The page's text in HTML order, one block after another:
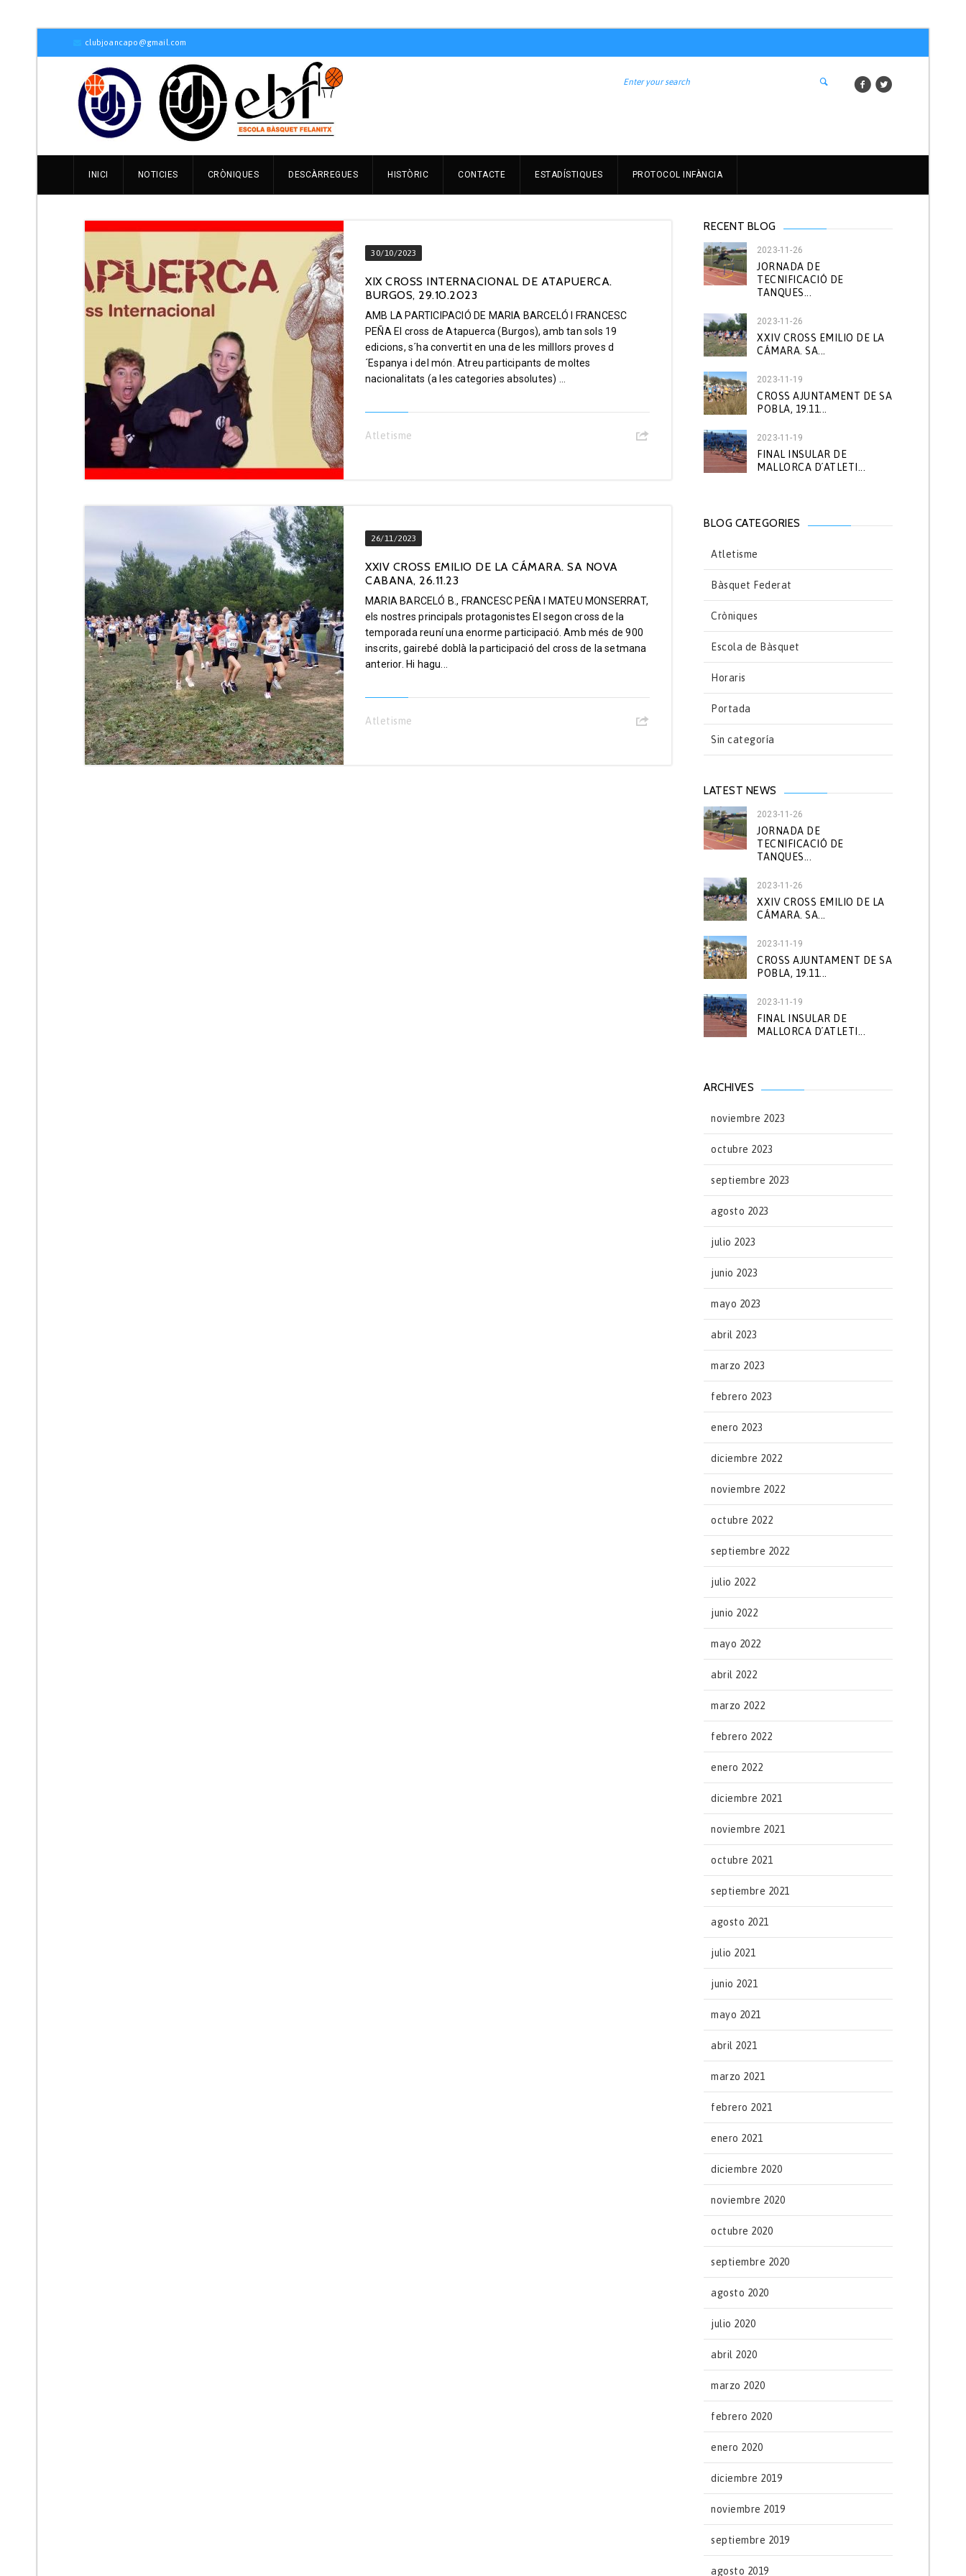
clubjoancapo@gmail.com
INICI NOTICIES CRÒNIQUES DESCÀRREGUES HISTÒRIC CONTACTE ESTADÍSTIQUES PROTOCOL INFÀNCIA
30/10/2023
XIX CROSS INTERNACIONAL DE ATAPUERCA.
BURGOS, 29.10.2023
AMB LA PARTICIPACIÓ DE MARIA BARCELÓ I FRANCESC
PEÑA El cross de Atapuerca (Burgos), amb tan sols 19
edicions, s´ha convertit en una de les milllors proves d
´Espanya i del món. Atreu participants de moltes
nacionalitats (a les categories absolutes) ...
Atletisme
26/11/2023
XXIV CROSS EMILIO DE LA CÁMARA. SA NOVA
CABANA, 26.11.23
MARIA BARCELÓ B., FRANCESC PEÑA I MATEU MONSERRAT,
els nostres principals protagonistes El segon cross de la
temporada reuní una enorme participació. Amb més de 900
inscrits, gairebé doblà la participació del cross de la setmana
anterior. Hi hagu...
Atletisme
RECENT BLOG
2023-11-26
JORNADA DE
TECNIFICACIÓ DE
TANQUES...
2023-11-26
XXIV CROSS EMILIO DE LA
CÁMARA. SA...
2023-11-19
CROSS AJUNTAMENT DE SA
POBLA, 19.11...
2023-11-19
FINAL INSULAR DE
MALLORCA D´ATLETI...
BLOG CATEGORIES
Atletisme
Bàsquet Federat
Cròniques
Escola de Bàsquet
Horaris
Portada
Sin categoría
LATEST NEWS
2023-11-26
JORNADA DE
TECNIFICACIÓ DE
TANQUES...
2023-11-26
XXIV CROSS EMILIO DE LA
CÁMARA. SA...
2023-11-19
CROSS AJUNTAMENT DE SA
POBLA, 19.11...
2023-11-19
FINAL INSULAR DE
MALLORCA D´ATLETI...
ARCHIVES
noviembre 2023
octubre 2023
septiembre 2023
agosto 2023
julio 2023
junio 2023
mayo 2023
abril 2023
marzo 2023
febrero 2023
enero 2023
diciembre 2022
noviembre 2022
octubre 2022
septiembre 2022
julio 2022
junio 2022
mayo 2022
abril 2022
marzo 2022
febrero 2022
enero 2022
diciembre 2021
noviembre 2021
octubre 2021
septiembre 2021
agosto 2021
julio 2021
junio 2021
mayo 2021
abril 2021
marzo 2021
febrero 2021
enero 2021
diciembre 2020
noviembre 2020
octubre 2020
septiembre 2020
agosto 2020
julio 2020
abril 2020
marzo 2020
febrero 2020
enero 2020
diciembre 2019
noviembre 2019
septiembre 2019
agosto 2019